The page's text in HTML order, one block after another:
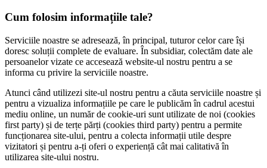
Cum folosim informațiile tale?
Serviciile noastre se adresează, în principal, tuturor celor care își
doresc soluții complete de evaluare. În subsidiar, colectăm date ale
persoanelor vizate ce accesează website-ul nostru pentru a se
informa cu privire la serviciile noastre.
Atunci când utilizezi site-ul nostru pentru a căuta serviciile noastre și
pentru a vizualiza informațiile pe care le publicăm în cadrul acestui
mediu online, un număr de cookie-uri sunt utilizate de noi (cookies
first party) și de terțe părți (cookies third party) pentru a permite
funcționarea site-ului, pentru a colecta informații utile despre
vizitatori și pentru a-ți oferi o experiență cât mai calitativă în
utilizarea site-ului nostru.